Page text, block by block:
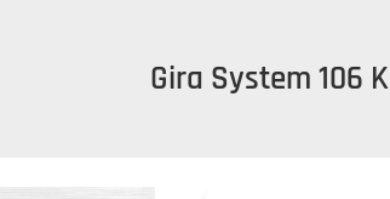
Gira System 106